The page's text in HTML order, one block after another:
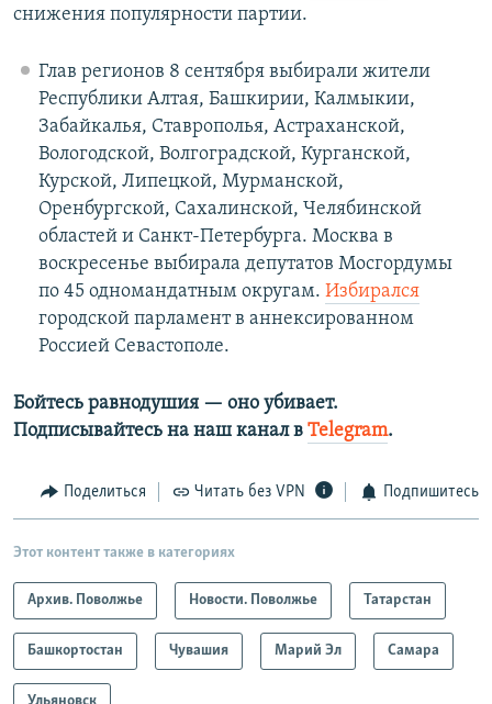
снижения популярности партии.
Глав регионов 8 сентября выбирали жители
Республики Алтая, Башкирии, Калмыкии,
Забайкалья, Ставрополья, Астраханской,
Вологодской, Волгоградской, Курганской,
Курской, Липецкой, Мурманской,
Оренбургской, Сахалинской, Челябинской
областей и Санкт-Петербурга. Москва в
воскресенье выбирала депутатов Мосгордумы
по 45 одномандатным округам. Избирался
городской парламент в аннексированном
Россией Севастополе.
Бойтесь равнодушия — оно убивает.
Подписывайтесь на наш канал в Telegram.
Поделиться Читать без VPN Подпишитесь
Этот контент также в категориях
Архив. Поволжье Новости. Поволжье Татарстан
Башкортостан Чувашия Марий Эл Самара